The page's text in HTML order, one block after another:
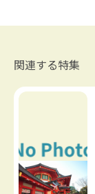
関連する特集